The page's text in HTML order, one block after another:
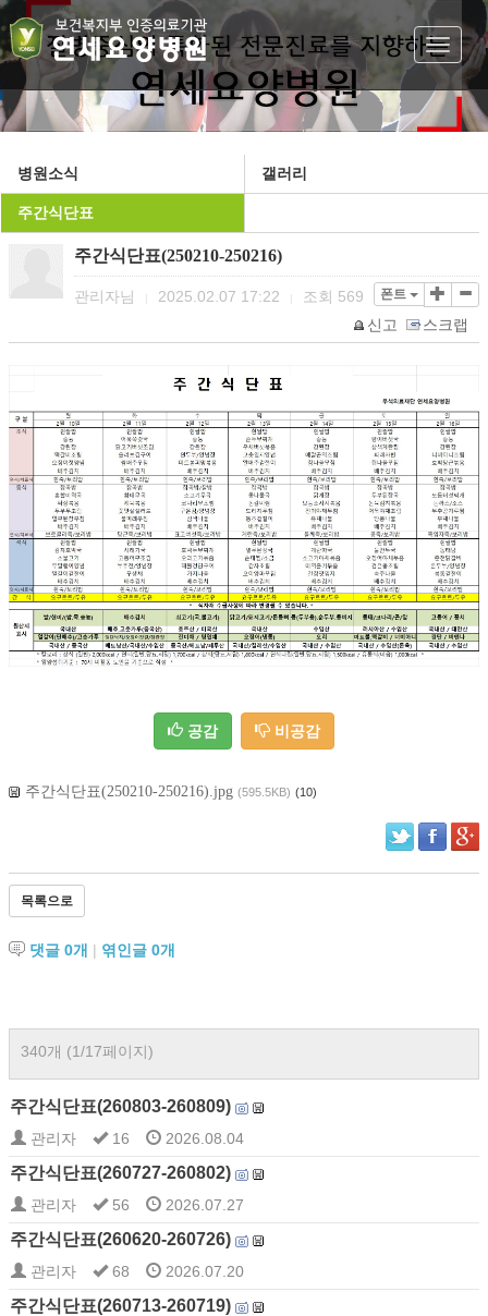
Toggle
병원소식 갤러리
주간식단표
주간식단표(250210-250216)
관리자님 2025.02.07 17:22 조회 569 폰트
신고 스크랩
공감 비공감
주간식단표(250210-250216).jpg (595.5KB) (10)
목록으로
댓글 0개 | 엮인글 0개
340개 (1/17페이지)
주간식단표(260803-260809)
관리자 16 2026.08.04
주간식단표(260727-260802)
관리자 56 2026.07.27
주간식단표(260620-260726)
관리자 68 2026.07.20
주간식단표(260713-260719)